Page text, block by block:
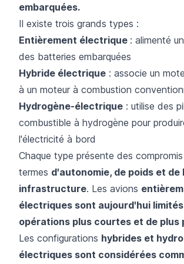
embarquées.
Il existe trois grands types :
Entièrement électrique : alimenté
des batteries embarquées
Hybride électrique : associe un
à un moteur à combustion
Hydrogène-électrique : utilise des
combustible à hydrogène pour
l'électricité à bord
Chaque type présente des
termes d'autonomie, de poids et de
infrastructure. Les avions
électriques sont aujourd'hui
opérations plus courtes et de plus
Les configurations hybrides et
électriques sont considérées